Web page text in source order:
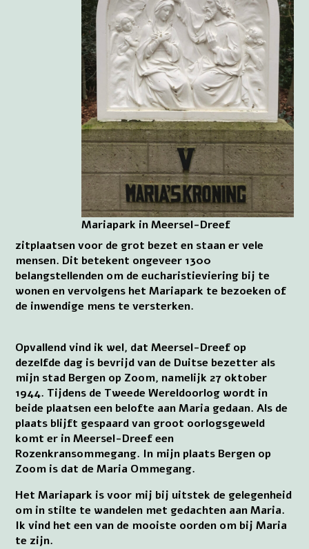
Mariapark in Meersel-Dreef
zitplaatsen voor de grot bezet en staan er vele
mensen. Dit betekent ongeveer 1300
belangstellenden om de eucharistieviering bij te
wonen en vervolgens het Mariapark te bezoeken of
de inwendige mens te versterken.
Opvallend vind ik wel, dat Meersel-Dreef op
dezelfde dag is bevrijd van de Duitse bezetter als
mijn stad Bergen op Zoom, namelijk 27 oktober
1944. Tijdens de Tweede Wereldoorlog wordt in
beide plaatsen een belofte aan Maria gedaan. Als de
plaats blijft gespaard van groot oorlogsgeweld
komt er in Meersel-Dreef een
Rozenkransommegang. In mijn plaats Bergen op
Zoom is dat de Maria Ommegang.
Het Mariapark is voor mij bij uitstek de gelegenheid
om in stilte te wandelen met gedachten aan Maria.
Ik vind het een van de mooiste oorden om bij Maria
te zijn.